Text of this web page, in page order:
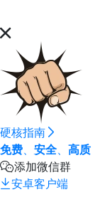
硬核指南
免费、 安全、 高质
添加微信群
安卓客户端